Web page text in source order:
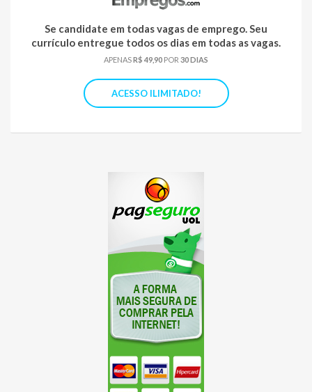
Se candidate em todas vagas de emprego. Seu
currículo entregue todos os dias em todas as vagas.
APENASR$ 49,90 POR 30 DIAS
ACESSO ILIMITADO!